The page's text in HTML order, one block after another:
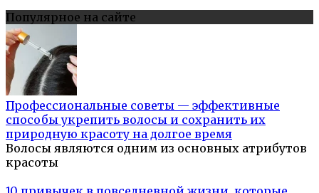
Популярное на сайте
Профессиональные советы — эффективные
способы укрепить волосы и сохранить их
природную красоту на долгое время
Волосы являются одним из основных атрибутов
красоты